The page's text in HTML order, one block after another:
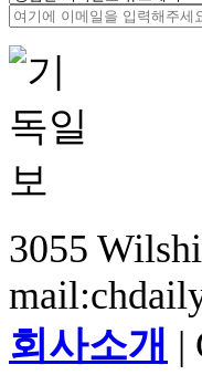
3055
회사소개 |